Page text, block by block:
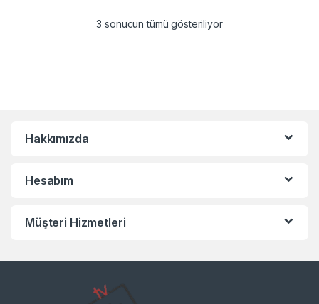
3 sonucun tümü gösteriliyor
Hakkımızda
Hesabım
Müşteri Hizmetleri